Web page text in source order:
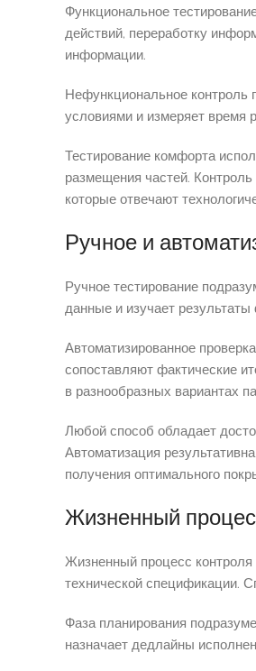
Функциональное
действий, переработку
информации.
Нефункциональное контроль
условиями и измеряет время
Тестирование комфорта
размещения частей.
которые отвечают
Ручное и
Ручное тестирование
данные и изучает
Автоматизированное
сопоставляют фактические
в разнообразных вариантах
Любой способ обладает
Автоматизация
получения оптимального
Жизненный
Жизненный процесс
технической спецификации.
Фаза планирования
назначает дедлайны